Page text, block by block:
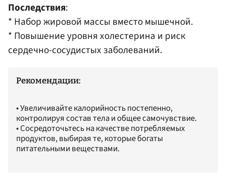
Последствия:
* Набор жировой массы вместо мышечной.​
* Повышение уровня холестерина и риск
сердечно-сосудистых заболеваний.​
Рекомендации:
• Увеличивайте калорийность постепенно,
контролируя состав тела и общее самочувствие.​
• Сосредоточьтесь на качестве потребляемых
продуктов, выбирая те, которые богаты
питательными веществами.​